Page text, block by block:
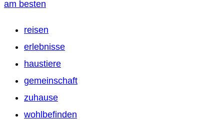
am besten
reisen
erlebnisse
haustiere
gemeinschaft
zuhause
wohlbefinden